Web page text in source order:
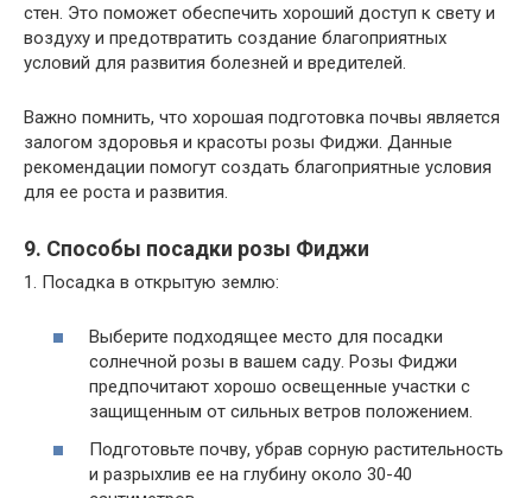
стен. Это поможет обеспечить хороший доступ к свету и
воздуху и предотвратить создание благоприятных
условий для развития болезней и вредителей.
Важно помнить, что хорошая подготовка почвы является
залогом здоровья и красоты розы Фиджи. Данные
рекомендации помогут создать благоприятные условия
для ее роста и развития.
9. Способы посадки розы Фиджи
1. Посадка в открытую землю:
Выберите подходящее место для посадки
солнечной розы в вашем саду. Розы Фиджи
предпочитают хорошо освещенные участки с
защищенным от сильных ветров положением.
Подготовьте почву, убрав сорную растительность
и разрыхлив ее на глубину около 30-40